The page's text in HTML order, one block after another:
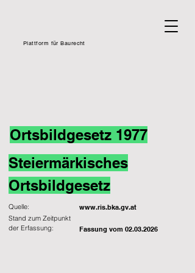
Plattform für Baurecht
Ortsbildgesetz 1977
Steiermärkisches
Ortsbildgesetz
Quelle: www.ris.bka.gv.at
Fassung vom 02.03.2026
Stand zum Zeitpunkt
der Erfassung: